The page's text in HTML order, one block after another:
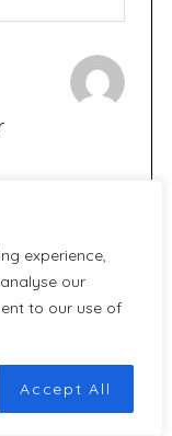
experience,
our
to our use of
Accept All
vs.
la dualité
de
des…